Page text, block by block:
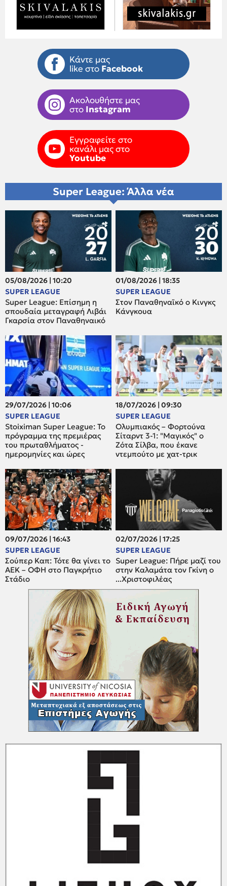
Κάντε μας
like στο Facebook
Ακολουθήστε μας
στο Instagram
Εγγραφείτε στο
κανάλι μας στο
Youtube
Super League: Άλλα νέα
05/08/2026 | 10:20
SUPER LEAGUE
Super League: Επίσημη η
σπουδαία μεταγραφή Λιβάι
Γκαρσία στον Παναθηναικό
01/08/2026 | 18:35
SUPER LEAGUE
Στον Παναθηναϊκό ο Κινγκς
Κάνγκουα
29/07/2026 | 10:06
SUPER LEAGUE
Stoiximan Super League: Το
πρόγραμμα της πρεμιέρας
του πρωταθλήματος -
ημερομηνίες και ώρες
18/07/2026 | 09:30
SUPER LEAGUE
Ολυμπιακός – Φορτούνα
Σίταρντ 3-1: "Μαγικός" ο
Ζότα Σίλβα, που έκανε
ντεμπούτο με χατ-τρικ
09/07/2026 | 16:43
SUPER LEAGUE
Σούπερ Καπ: Τότε θα γίνει το
ΑΕΚ – ΟΦΗ στο Παγκρήτιο
Στάδιο
02/07/2026 | 17:25
SUPER LEAGUE
Super League: Πήρε μαζί του
στην Καλαμάτα τον Γκίνη ο
...Χριστοφιλέας